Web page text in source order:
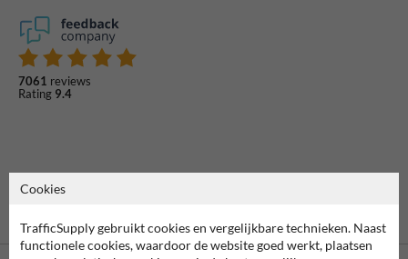
7061 reviews
Rating 9.4
Cookies
TrafficSupply gebruikt cookies en vergelijkbare technieken. Naast
functionele cookies, waardoor de website goed werkt, plaatsen